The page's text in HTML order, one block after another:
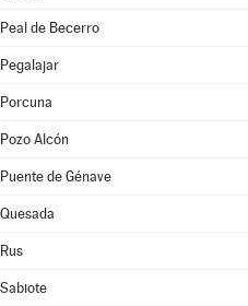
Peal de Becerro
Pegalajar
Porcuna
Pozo Alcón
Puente de Génave
Quesada
Rus
Sabiote